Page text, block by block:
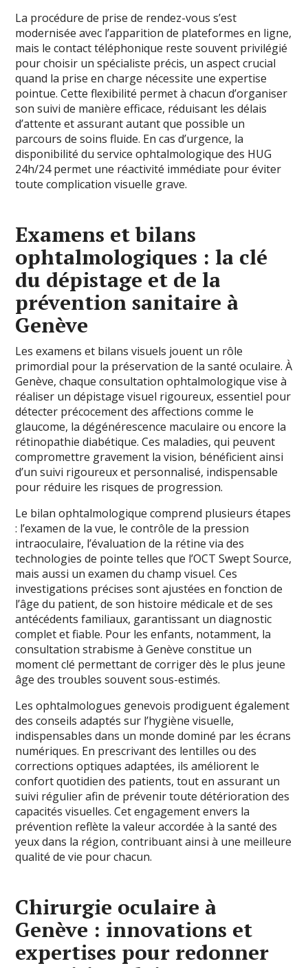
La procédure de prise de rendez-vous s’est
modernisée avec l’apparition de plateformes en ligne,
mais le contact téléphonique reste souvent privilégié
pour choisir un spécialiste précis, un aspect crucial
quand la prise en charge nécessite une expertise
pointue. Cette flexibilité permet à chacun d’organiser
son suivi de manière efficace, réduisant les délais
d’attente et assurant autant que possible un
parcours de soins fluide. En cas d’urgence, la
disponibilité du service ophtalmologique des HUG
24h/24 permet une réactivité immédiate pour éviter
toute complication visuelle grave.
Examens et bilans
ophtalmologiques : la clé
du dépistage et de la
prévention sanitaire à
Genève
Les examens et bilans visuels jouent un rôle
primordial pour la préservation de la santé oculaire. À
Genève, chaque consultation ophtalmologique vise à
réaliser un dépistage visuel rigoureux, essentiel pour
détecter précocement des affections comme le
glaucome, la dégénérescence maculaire ou encore la
rétinopathie diabétique. Ces maladies, qui peuvent
compromettre gravement la vision, bénéficient ainsi
d’un suivi rigoureux et personnalisé, indispensable
pour réduire les risques de progression.
Le bilan ophtalmologique comprend plusieurs étapes
: l’examen de la vue, le contrôle de la pression
intraoculaire, l’évaluation de la rétine via des
technologies de pointe telles que l’OCT Swept Source,
mais aussi un examen du champ visuel. Ces
investigations précises sont ajustées en fonction de
l’âge du patient, de son histoire médicale et de ses
antécédents familiaux, garantissant un diagnostic
complet et fiable. Pour les enfants, notamment, la
consultation strabisme à Genève constitue un
moment clé permettant de corriger dès le plus jeune
âge des troubles souvent sous-estimés.
Les ophtalmologues genevois prodiguent également
des conseils adaptés sur l’hygiène visuelle,
indispensables dans un monde dominé par les écrans
numériques. En prescrivant des lentilles ou des
corrections optiques adaptées, ils améliorent le
confort quotidien des patients, tout en assurant un
suivi régulier afin de prévenir toute détérioration des
capacités visuelles. Cet engagement envers la
prévention reflète la valeur accordée à la santé des
yeux dans la région, contribuant ainsi à une meilleure
qualité de vie pour chacun.
Chirurgie oculaire à
Genève : innovations et
expertises pour redonner